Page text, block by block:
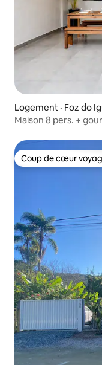
Logement · Foz do
Maison 8 pers. +
Coup de cœur
Coup de cœur